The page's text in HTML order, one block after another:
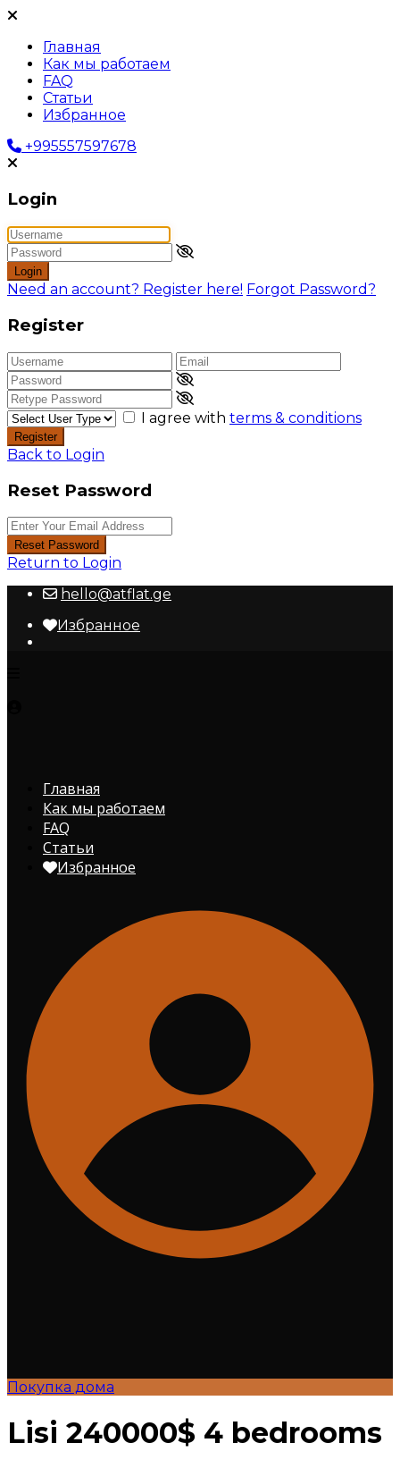
Главная
Как мы работаем
FAQ
Статьи
Избранное
+995557597678
Login
Login
Need an account? Register here! Forgot Password?
Register
I agree with terms & conditions
Register
Back to Login
Reset Password
Reset Password
Return to Login
hello@atflat.ge
Избранное
Главная
Как мы работаем
FAQ
Статьи
Избранное
Покупка дома
Lisi 240000$ 4 bedrooms